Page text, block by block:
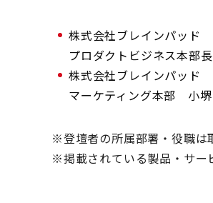
株式会社ブレインパッド
プロダクトビジネス本部
株式会社ブレインパッド
マーケティング本部 小
※登壇者の所属部署・役職は
※掲載されている製品・サー